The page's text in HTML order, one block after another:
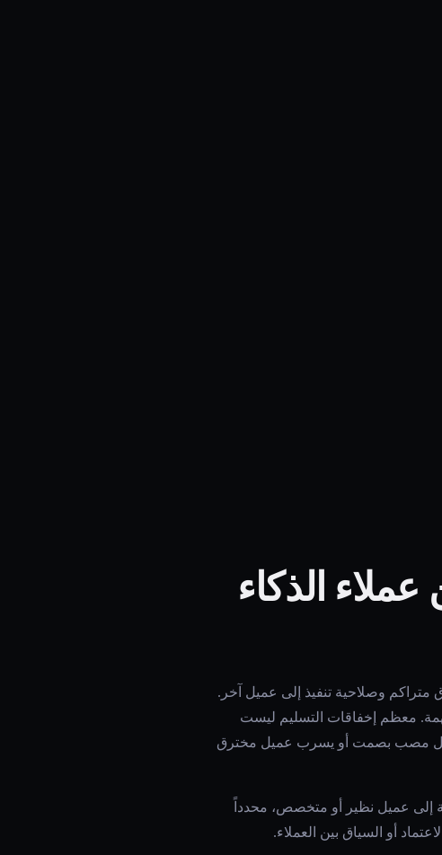
عملاء الذكاء
متراكم وصلاحية تنفيذ إلى عميل آخر.
معظم إخفاقات التسليم ليست
عميل مصب بصمت أو يسرب عميل مخترق
عميل نظير أو متخصص، محدداً
أو السياق بين العملاء.